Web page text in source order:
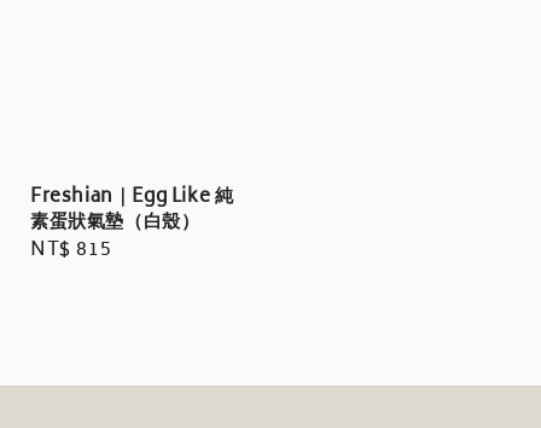
Freshian｜Egg Like 純
素蛋狀氣墊（白殼）
Regular
NT$ 815